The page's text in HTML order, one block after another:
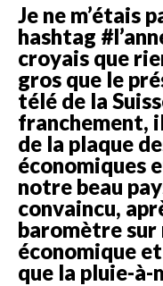
Je ne m’étais
hashtag #l
croyais que
gros que le
télé de la
franchement,
de la plaque
économiques
notre beau
convaincu,
baromètre sur
économique
que la pluie-à-